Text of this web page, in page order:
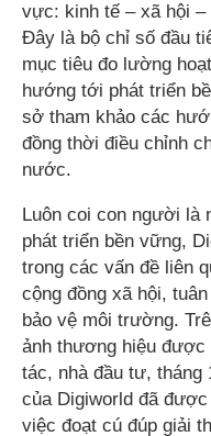
vực: kinh tế – xã hội
Đây là bộ chỉ số đầu
mục tiêu đo lường
hướng tới phát triển
sở tham khảo các
đồng thời điều chỉnh
nước.
Luôn coi con người là
phát triển bền vững,
trong các vấn đề liên
cộng đồng xã hội,
bảo vệ môi trường.
ảnh thương hiệu được
tác, nhà đầu tư, tháng
của Digiworld đã
việc đoạt cú đúp giải